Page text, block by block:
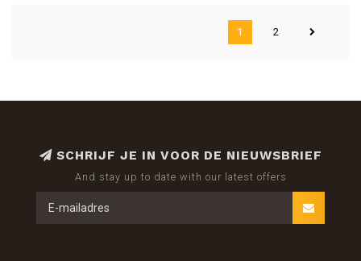
1 2
SCHRIJF JE IN VOOR DE NIEUWSBRIEF
And stay up to date with our latest offers